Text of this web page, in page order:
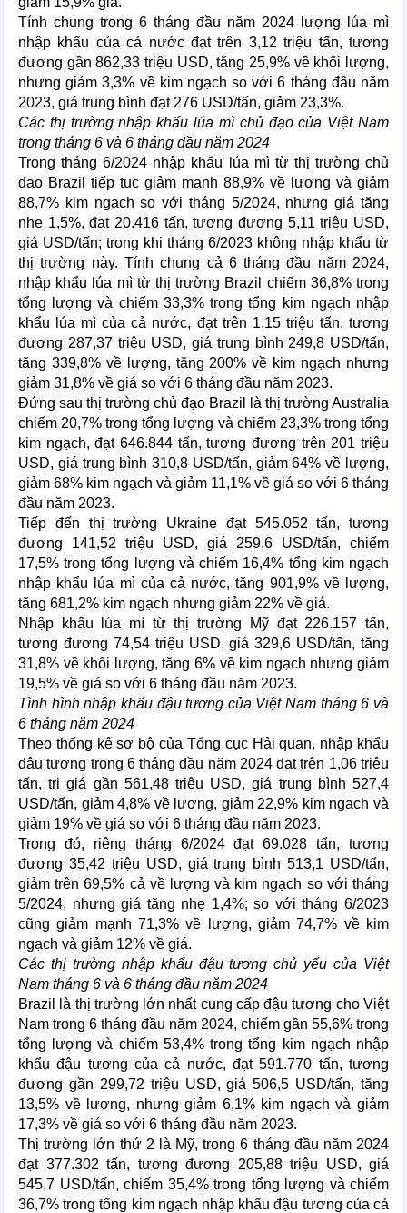
Tính chung trong 6 tháng đầu năm 2024 lượng lúa mì
nhập khẩu của cả nước đạt trên 3,12 triệu tấn, tương
đương gần 862,33 triệu USD, tăng 25,9% về khối lượng,
nhưng giảm 3,3% về kim ngạch so với 6 tháng đầu năm
2023, giá trung bình đạt 276 USD/tấn, giảm 23,3%.
Các thị trường nhập khẩu lúa mì chủ đạo của Việt Nam
trong tháng 6 và 6 tháng đầu năm 2024
Trong tháng 6/2024 nhập khẩu lúa mì từ thị trường chủ
đạo Brazil tiếp tục giảm mạnh 88,9% về lượng và giảm
88,7% kim ngạch so với tháng 5/2024, nhưng giá tăng
nhẹ 1,5%, đạt 20.416 tấn, tương đương 5,11 triệu USD,
giá USD/tấn; trong khi tháng 6/2023 không nhập khẩu từ
thị trường này. Tính chung cả 6 tháng đầu năm 2024,
nhập khẩu lúa mì từ thị trường Brazil chiếm 36,8% trong
tổng lượng và chiếm 33,3% trong tổng kim ngạch nhập
khẩu lúa mì của cả nước, đạt trên 1,15 triệu tấn, tương
đương 287,37 triệu USD, giá trung bình 249,8 USD/tấn,
tăng 339,8% về lượng, tăng 200% về kim ngạch nhưng
giảm 31,8% về giá so với 6 tháng đầu năm 2023.
Đứng sau thị trường chủ đạo Brazil là thị trường Australia
chiếm 20,7% trong tổng lượng và chiếm 23,3% trong tổng
kim ngạch, đạt 646.844 tấn, tương đương trên 201 triệu
USD, giá trung bình 310,8 USD/tấn, giảm 64% về lượng,
giảm 68% kim ngạch và giảm 11,1% về giá so với 6 tháng
đầu năm 2023.
Tiếp đến thị trường Ukraine đạt 545.052 tấn, tương
đương 141,52 triệu USD, giá 259,6 USD/tấn, chiếm
17,5% trong tổng lượng và chiếm 16,4% tổng kim ngạch
nhập khẩu lúa mì của cả nước, tăng 901,9% về lượng,
tăng 681,2% kim ngạch nhưng giảm 22% về giá.
Nhập khẩu lúa mì từ thị trường Mỹ đạt 226.157 tấn,
tương đương 74,54 triệu USD, giá 329,6 USD/tấn, tăng
31,8% về khối lượng, tăng 6% về kim ngạch nhưng giảm
19,5% về giá so với 6 tháng đầu năm 2023.
Tình hình nhập khẩu đậu tương của Việt Nam tháng 6 và
6 tháng năm 2024
Theo thống kê sơ bộ của Tổng cục Hải quan, nhập khẩu
đậu tương trong 6 tháng đầu năm 2024 đạt trên 1,06 triệu
tấn, trị giá gần 561,48 triệu USD, giá trung bình 527,4
USD/tấn, giảm 4,8% về lượng, giảm 22,9% kim ngạch và
giảm 19% về giá so với 6 tháng đầu năm 2023.
Trong đó, riêng tháng 6/2024 đạt 69.028 tấn, tương
đương 35,42 triệu USD, giá trung bình 513,1 USD/tấn,
giảm trên 69,5% cả về lượng và kim ngạch so với tháng
5/2024, nhưng giá tăng nhẹ 1,4%; so với tháng 6/2023
cũng giảm mạnh 71,3% về lượng, giảm 74,7% về kim
ngạch và giảm 12% về giá.
Các thị trường nhập khẩu đậu tương chủ yếu của Việt
Nam tháng 6 và 6 tháng đầu năm 2024
Brazil là thị trường lớn nhất cung cấp đậu tương cho Việt
Nam trong 6 tháng đầu năm 2024, chiếm gần 55,6% trong
tổng lượng và chiếm 53,4% trong tổng kim ngạch nhập
khẩu đậu tương của cả nước, đạt 591.770 tấn, tương
đương gần 299,72 triệu USD, giá 506,5 USD/tấn, tăng
13,5% về lượng, nhưng giảm 6,1% kim ngạch và giảm
17,3% về giá so với 6 tháng đầu năm 2023.
Thị trường lớn thứ 2 là Mỹ, trong 6 tháng đầu năm 2024
đạt 377.302 tấn, tương đương 205,88 triệu USD, giá
545,7 USD/tấn, chiếm 35,4% trong tổng lượng và chiếm
36,7% trong tổng kim ngạch nhập khẩu đậu tương của cả